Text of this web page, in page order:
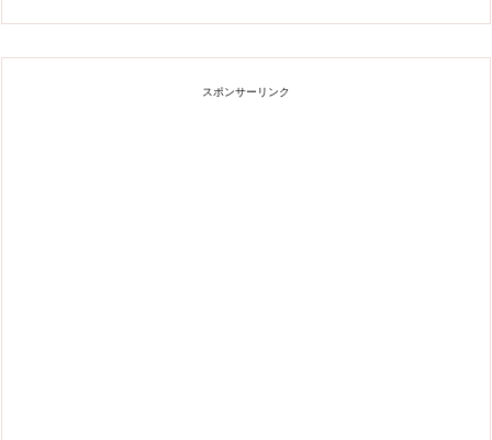
スポンサーリンク